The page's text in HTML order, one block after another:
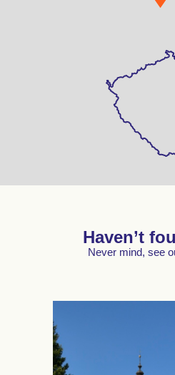
Haven’t
Never mind, see